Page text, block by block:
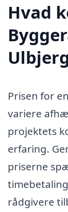
Hvad
Prisen for
variere
projektets
erfaring.
priserne
rådgivere